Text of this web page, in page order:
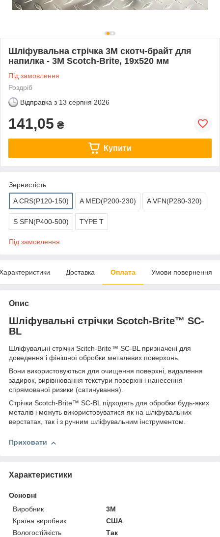
Шліфувальна стрічка 3М скотч-брайт для
напилка - 3M Scotch-Brite, 19x520 мм
Під замовлення
Роздріб
Відправка з 13 серпня 2026
141,05 ₴
Купити
Зернистість
A CRS(P120-150) A MED(P200-230) A VFN(P280-320)
S SFN(P400-500) TYPE T
Під замовлення
Доставка Оплата Умови повернення
Опис
Шліфувальні стрічки Scotch-Brite™ SC-
BL
Шліфувальні стрічки Scitch-Brite™ SC-BL призначені для
доведення і фінішної обробки металевих поверхонь.
Вони використовуються для очищення поверхні, видалення
задирок, вирівнювання текстури поверхні і нанесення
спрямованої ризики (сатинування).
Стрічки Scotch-Brite™ SC-BL підходять для обробки будь-яких
металів і можуть використовуватися як на шліфувальних
верстатах, так і з ручним шліфувальним інструментом.
Приховати
Характеристики
Основні
Виробник
3М
Країна виробник
США
Вологостійкість
Так